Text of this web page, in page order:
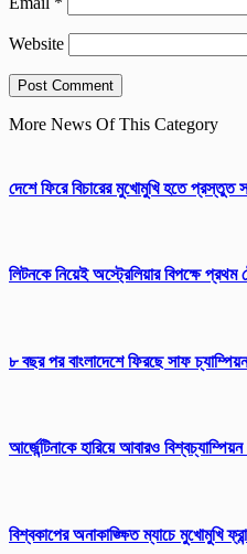
Website
More News Of This Category
দেশে ফিরে বিচারের মুখোমুখি হতে প্রস্তুত
লিটনকে নিয়েই অস্ট্রেলিয়ার বিপক্ষে প্রথম
৮ বছর পর বাংলাদেশে ফিরছে সাফ
আর্জেন্টিনাকে হারিয়ে আবারও
বিশ্বকাপের অনাকাঙ্ক্ষিত ম্যাচে মুখোমুখি